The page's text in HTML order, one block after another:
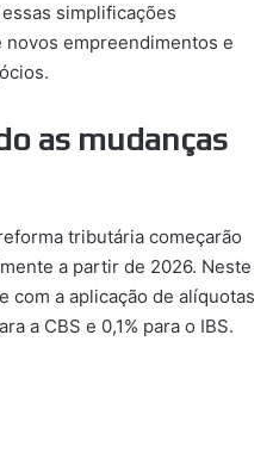
simplificações
novos empreendimentos e
as mudanças
tributária começarão
a partir de 2026. Neste
com a aplicação de alíquotas
a CBS e 0,1% para o IBS.